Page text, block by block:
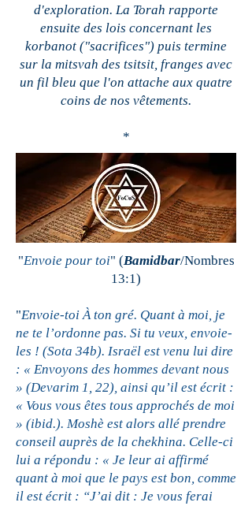
d'exploration. La Torah rapporte
ensuite des lois concernant les
korbanot ("sacrifices") puis termine
sur la mitsvah des tsitsit, franges avec
un fil bleu que l'on attache aux quatre
coins de nos vêtements.
*
"Envoie pour toi" (Bamidbar/Nombres
13:1)
"Envoie-toi À ton gré. Quant à moi, je
ne te l’ordonne pas. Si tu veux, envoie-
les ! (Sota 34b). Israël est venu lui dire
: « Envoyons des hommes devant nous
» (Devarim 1, 22), ainsi qu’il est écrit :
« Vous vous êtes tous approchés de moi
» (ibid.). Moshè est alors allé prendre
conseil auprès de la chekhina. Celle-ci
lui a répondu : « Je leur ai affirmé
quant à moi que le pays est bon, comme
il est écrit : “J’ai dit : Je vous ferai